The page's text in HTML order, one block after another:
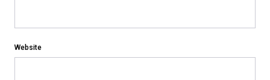
Website